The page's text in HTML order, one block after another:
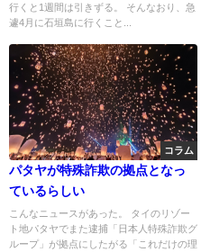
行くと1週間は引きずる。 そんなおり、急
遽4月に石垣島に行くこと...
コラム
パタヤが特殊詐欺の拠点となっ
ているらしい
こんなニュースがあった。 タイのリゾー
ト地パタヤでまた逮捕「日本人特殊詐欺グ
ループ」が拠点にしたがる「これだけの理